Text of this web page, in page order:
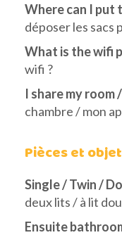
Where can I put
déposer les sacs
What is the wifi
wifi ?
I share my
chambre / mon
Pièces et
Single / Twin /
deux lits / à lit
Ensuite